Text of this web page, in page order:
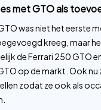
met GTO als
was niet het eerste
kreeg, maar
de Ferrari 250 GTO
op de markt. Ook nu
zodat ze ook als